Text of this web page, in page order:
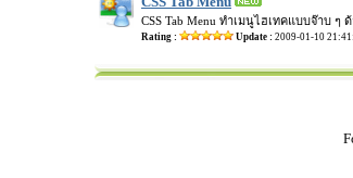
CSS Tab Menu ทำเมนูไฮเทคแบบจ๊าบ ๆ
Rating : Update : 2009-01-10